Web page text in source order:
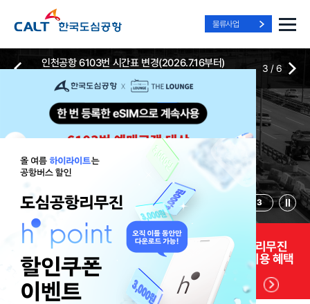
물류사업
Best Way, Fast Way
to the Airport
Best Way, Fast Way
to the Airport
Best Way, Fast Way
to the Airport
3
인천공항 6103번 시간표 변경(2026.7.16부터)
2026-07-13
3 /6
실시간
위치안내
리무진 노선
및 시간표
리무진
리무진
이용 혜택